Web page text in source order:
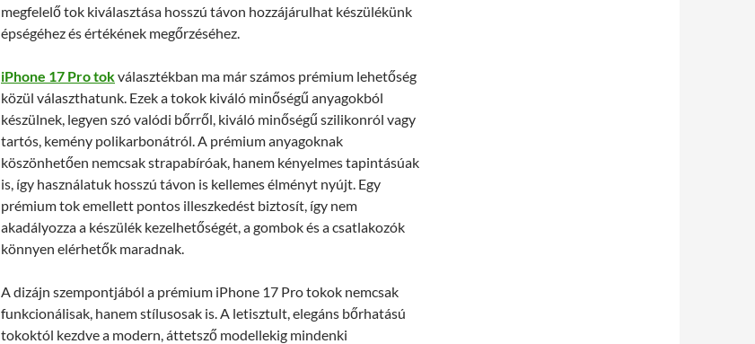
megfelelő tok kiválasztása hosszú távon hozzájárulhat készülékünk
épségéhez és értékének megőrzéséhez.
iPhone 17 Pro tokválasztékban ma már számos prémium lehetőség
közül választhatunk. Ezek a tokok kiváló minőségű anyagokból
készülnek, legyen szó valódi bőrről, kiváló minőségű szilikonról vagy
tartós, kemény polikarbonátról. A prémium anyagoknak
köszönhetően nemcsak strapabíróak, hanem kényelmes tapintásúak
is, így használatuk hosszú távon is kellemes élményt nyújt. Egy
prémium tok emellett pontos illeszkedést biztosít, így nem
akadályozza a készülék kezelhetőségét, a gombok és a csatlakozók
könnyen elérhetők maradnak.
A dizájn szempontjából a prémium iPhone 17 Pro tokok nemcsak
funkcionálisak, hanem stílusosak is. A letisztult, elegáns bőrhatású
tokoktól kezdve a modern, áttetsző modellekig mindenki